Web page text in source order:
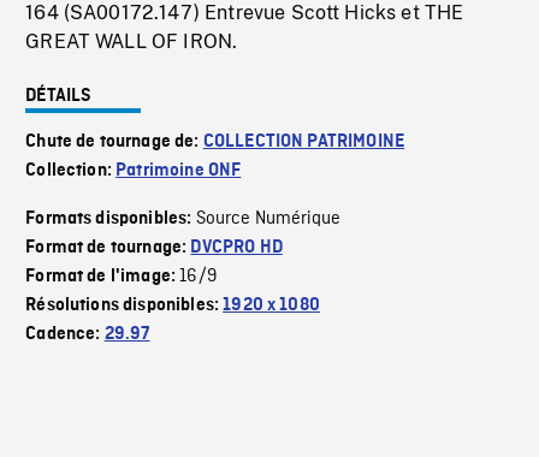
164 (SA00172.147) Entrevue Scott Hicks et THE
GREAT WALL OF IRON.
DÉTAILS
Chute de tournage de: COLLECTION PATRIMOINE
Collection: Patrimoine ONF
Formats disponibles: Source Numérique
Format de tournage: DVCPRO HD
Format de l'image:16/9
Résolutions disponibles:1920 x 1080
Cadence: 29.97